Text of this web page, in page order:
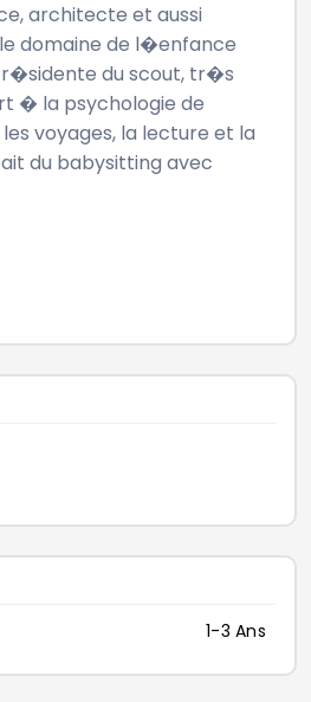
architecte et aussi
domaine de l�enfance
du scout, tr�s
� la psychologie de
voyages, la lecture et la
du babysitting avec
1-3 Ans